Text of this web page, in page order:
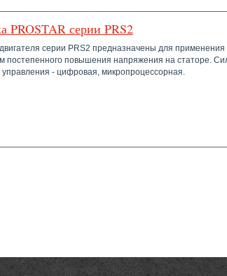
PROSTAR серии PRS2
серии PRS2 предназначены для
постепенного повышения напряжения на статоре.
- цифровая, микропроцессорная.